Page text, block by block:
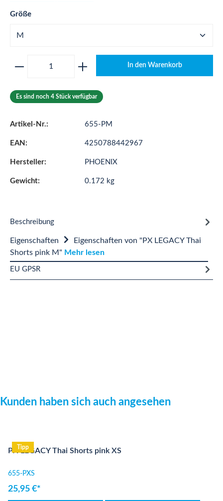
Größeauswählen
Produkt Anzahl: Gib den gewünschten
In den Warenkorb
Es sind noch 4 Stück verfügbar
Artikel-Nr.: 655-PM
EAN: 4250788442967
Hersteller: PHOENIX
Gewicht: 0.172 kg
Beschreibung
Eigenschaften
Eigenschaften von "PX LEGACY Thai
Shorts pink M" Mehr lesen
EU GPSR
Produktgalerie überspringen
Kunden haben sich auch angesehen
Tipp
PX LEGACY Thai Shorts pink XS
655-PXS
25,95 €*